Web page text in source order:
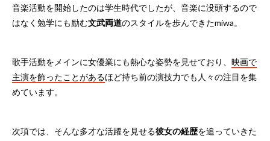
音楽活動を開始したのは学生時代でしたが、音楽に没頭するので
はなく勉学にも励む文武両道のスタイルを歩んできたmiwa。
歌手活動をメインに女優業にも熱心な姿勢を見せており、 映画で
主演を飾ったことがあるほど持ち前の演技力でも人々の注目を集
めています。
次項では、そんな多才な活躍を見せる彼女の経歴を追っていきた